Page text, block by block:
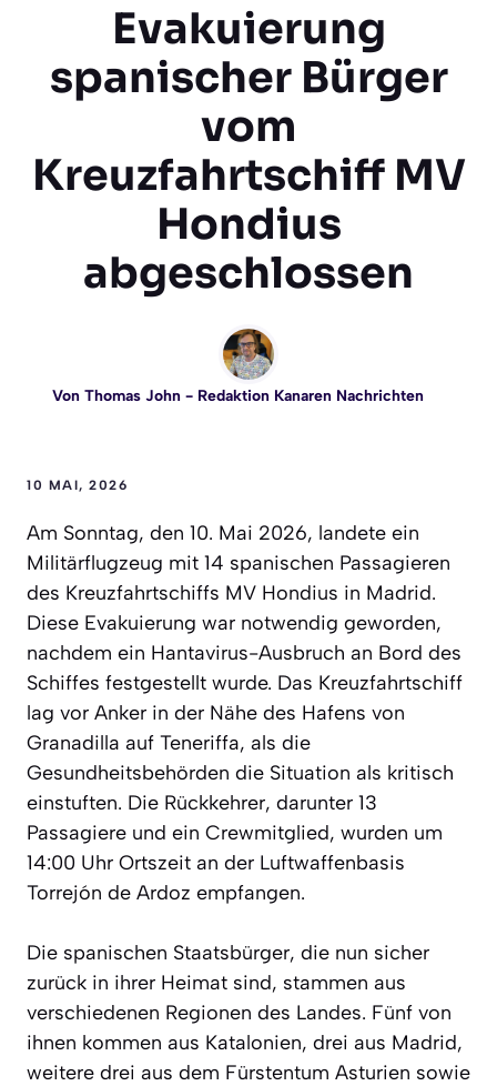
Evakuierung
spanischer Bürger
vom
Kreuzfahrtschiff MV
Hondius
abgeschlossen
Von Thomas John- Redaktion Kanaren Nachrichten
10 MAI, 2026
Am Sonntag, den 10. Mai 2026, landete ein
Militärflugzeug mit 14 spanischen Passagieren
des Kreuzfahrtschiffs MV Hondius in Madrid.
Diese Evakuierung war notwendig geworden,
nachdem ein Hantavirus-Ausbruch an Bord des
Schiffes festgestellt wurde. Das Kreuzfahrtschiff
lag vor Anker in der Nähe des Hafens von
Granadilla auf Teneriffa, als die
Gesundheitsbehörden die Situation als kritisch
einstuften. Die Rückkehrer, darunter 13
Passagiere und ein Crewmitglied, wurden um
14:00 Uhr Ortszeit an der Luftwaffenbasis
Torrejón de Ardoz empfangen.
Die spanischen Staatsbürger, die nun sicher
zurück in ihrer Heimat sind, stammen aus
verschiedenen Regionen des Landes. Fünf von
ihnen kommen aus Katalonien, drei aus Madrid,
weitere drei aus dem Fürstentum Asturien sowie